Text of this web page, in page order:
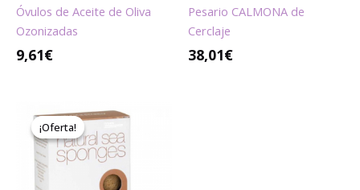
Óvulos de Aceite de Oliva
Ozonizadas
9,61€
Pesario CALMONA de
Cerclaje
38,01€
¡Oferta!
¡Oferta!
El
precio
original
era:
18,00€.
El
actual
es:
15,05€.